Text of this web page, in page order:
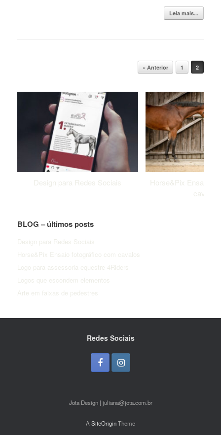
Leia mais...
« Anterior 1 2
Design para Redes Sociais
Horse&Pix Ensaio
cavalos
BLOG – últimos posts
Design para Redes Sociais
Horse&Pix Ensaio fotográfico com cavalos
Logo para assessoria equestre 4Riders
Logos que escondem elementos
Arte em faixas de pedestres
Redes Sociais
Jota Design | juliana@jota.com.br
ASiteOriginTheme